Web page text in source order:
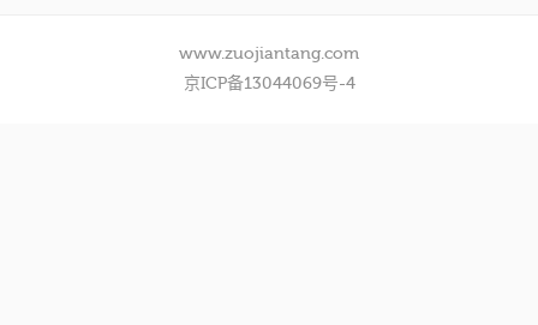
www.zuojiantang.com
京ICP备13044069号-4